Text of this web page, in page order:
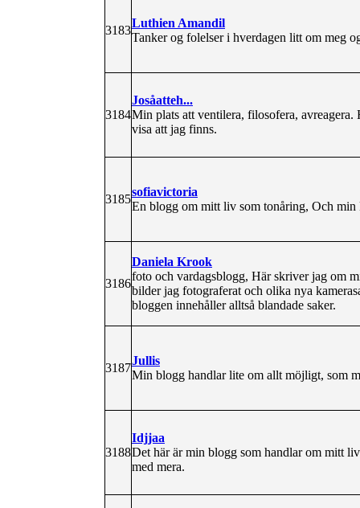
3183
Luthien Amandil
Tanker og folelser i hverdagen litt om meg
3184
Josåatteh...
Min plats att ventilera, filosofera,
visa att jag finns.
3185
sofiavictoria
En blogg om mitt liv som tonåring, Och
3186
Daniela Krook
foto och vardagsblogg, Här skriver jag om
bilder jag fotograferat och olika nya
bloggen innehåller alltså blandade saker.
3187
Jullis
Min blogg handlar lite om allt möjligt, som
3188
Idjjaa
Det här är min blogg som handlar om mitt
med mera.